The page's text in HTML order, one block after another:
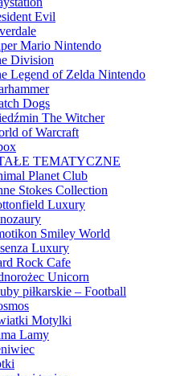
Evil
Mario Nintendo
Division
Legend of Zelda Nintendo
Dogs
The Witcher
of Warcraft
TEMATYCZNE
Planet Club
Stokes Collection
Luxury
Smiley World
Luxury
Rock Cafe
Unicorn
piłkarskie – Football
Motylki
Lamy